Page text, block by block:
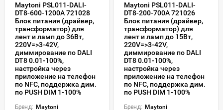
Maytoni PSL011-DALI-
DT8-600-1200A 721028
Блок питания (драйвер,
трансформатор) для
лент и ламп до 36Вт,
220V=>3-42V,
диммирование по DALI
DT8 0.01-100%,
настройка через
приложение на телефон
по NFC, поддержка дим.
по PUSH DIM 1-100%
Бренд: Maytoni
Maytoni PSL011-DALI-
DT8-200-700A 721026
Блок питания (драйвер,
трансформатор) для
лент и ламп до 15Вт,
220V=>3-42V,
диммирование по DALI
DT8 0.01-100%,
настройка через
приложение на телефон
по NFC, поддержка дим.
по PUSH DIM 1-100%
Бренд: Maytoni